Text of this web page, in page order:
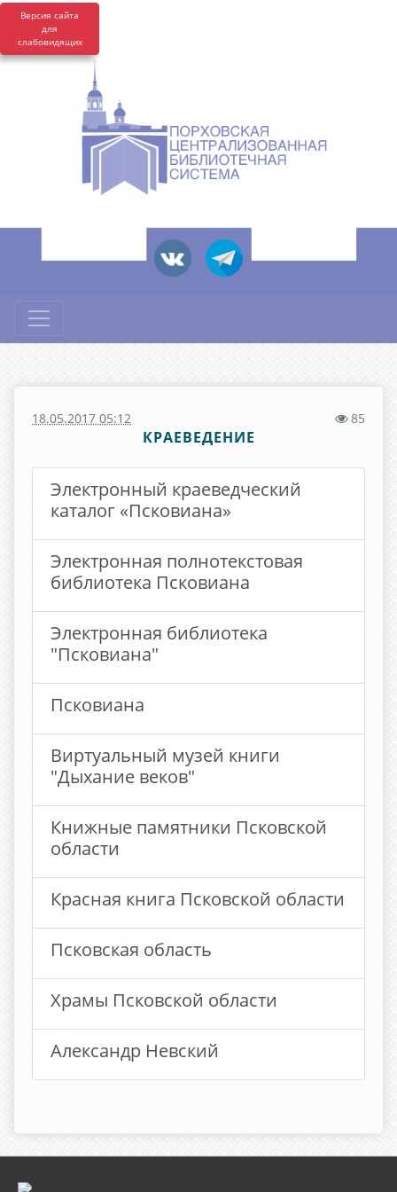
Версия сайта
для
слабовидящих
18.05.2017 05:12 85
КРАЕВЕДЕНИЕ
Электронный краеведческий
каталог «Псковиана»
Электронная полнотекстовая
библиотека Псковиана
Электронная библиотека
"Псковиана"
Псковиана
Виртуальный музей книги
"Дыхание веков"
Книжные памятники Псковской
области
Красная книга Псковской области
Псковская область
Храмы Псковской области
Александр Невский